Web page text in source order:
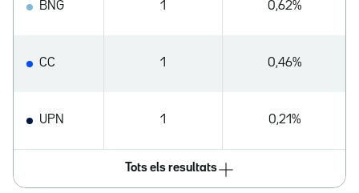
BNG 1 0,62%
CC 1 0,46%
UPN 1 0,21%
Tots els resultats